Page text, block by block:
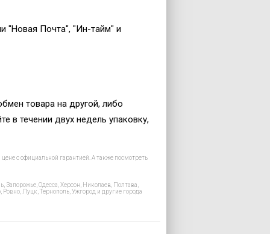
"Новая Почта", "Ин-тайм" и
товара на другой, либо
в течении двух недель упаковку,
с официальной гарантией. А также посмотреть
Одесса, Херсон, Николаев, Полтава,
Луцк, Тернополь, Ужгород и другие города